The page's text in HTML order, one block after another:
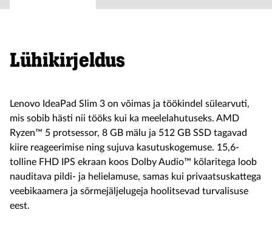
Lühikirjeldus
Lenovo IdeaPad Slim 3 on võimas ja töökindel sülearvuti,
mis sobib hästi nii tööks kui ka meelelahutuseks. AMD
Ryzen™ 5 protsessor, 8 GB mälu ja 512 GB SSD tagavad
kiire reageerimise ning sujuva kasutuskogemuse. 15,6-
tolline FHD IPS ekraan koos Dolby Audio™ kõlaritega loob
nauditava pildi- ja helielamuse, samas kui privaatsuskattega
veebikaamera ja sõrmejäljelugeja hoolitsevad turvalisuse
eest.